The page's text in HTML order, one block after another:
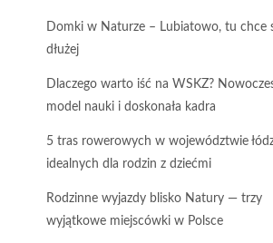
Domki w Naturze – Lubiatowo, tu chce
dłużej
Dlaczego warto iść na WSKZ?
model nauki i doskonała kadra
5 tras rowerowych w województwie
idealnych dla rodzin z dziećmi
Rodzinne wyjazdy blisko Natury — trzy
wyjątkowe miejscówki w Polsce